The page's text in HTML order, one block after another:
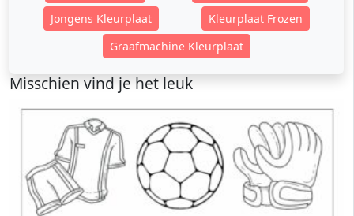
Jongens Kleurplaat
Kleurplaat Frozen
Graafmachine Kleurplaat
Misschien vind je het leuk